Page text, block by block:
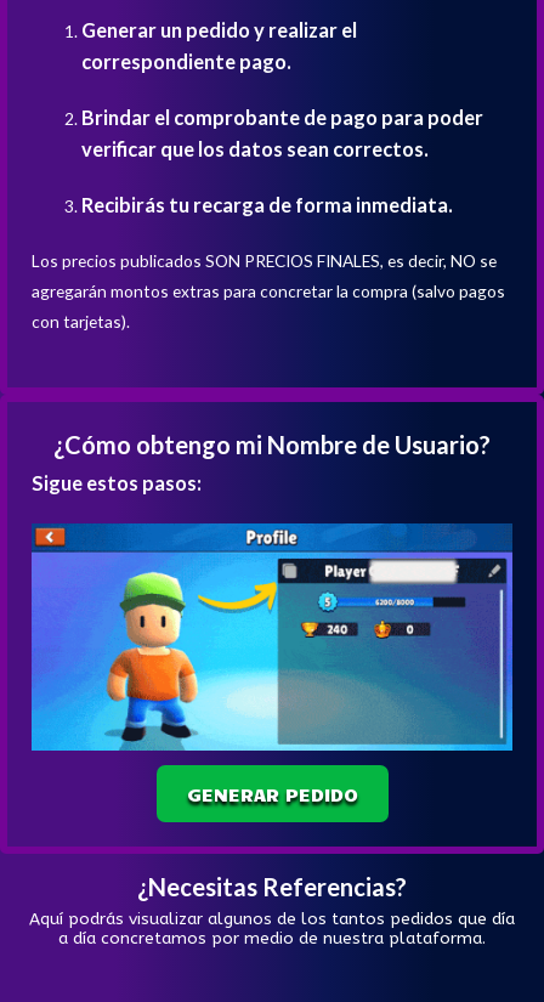
Generar un pedido y realizar el
correspondiente pago.
Brindar el comprobante de pago para poder
verificar que los datos sean correctos.
Recibirás tu recarga de forma inmediata.
Los precios publicados SON PRECIOS FINALES, es decir, NO se
agregarán montos extras para concretar la compra (salvo pagos
con tarjetas).
¿Cómo obtengo mi Nombre de Usuario?
Sigue estos pasos:
GENERAR PEDIDO
¿Necesitas Referencias?
Aquí podrás visualizar algunos de los tantos pedidos que día
a día concretamos por medio de nuestra plataforma.